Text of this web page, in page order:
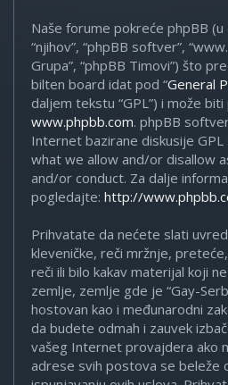
Naše forume pokreće phpBB (u
“njihov”, “phpBB softver”,
Grupa”, “phpBB Timovi”) što
bilten board idat pod “General
daljem tekstu “GPL”) i može
www.phpbb.com. phpBB
Internet bazirane diskusije
what we allow and/or disallow
and/or conduct. Za dalje
pogledajte: http://
Prihvatate da nećete slati
kleveničke, reči mržnje,
reči ili bilo kakav materijal koji
zemlje, zemlje gde je “Gay-
hostovan kao i međunarodni
da budete odmah i zauvek
vašeg Internet provajdera ako
adrese svih postova se beleže